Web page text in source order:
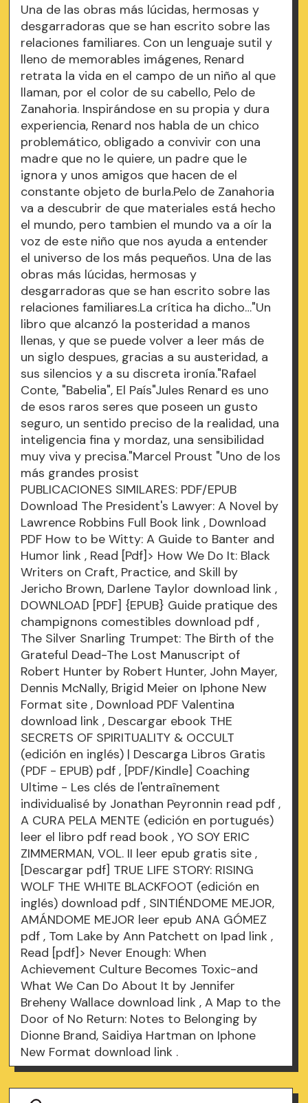
Una de las obras más lúcidas, hermosas y
desgarradoras que se han escrito sobre las
relaciones familiares. Con un lenguaje sutil y
lleno de memorables imágenes, Renard
retrata la vida en el campo de un niño al que
llaman, por el color de su cabello, Pelo de
Zanahoria. Inspirándose en su propia y dura
experiencia, Renard nos habla de un chico
problemático, obligado a convivir con una
madre que no le quiere, un padre que le
ignora y unos amigos que hacen de el
constante objeto de burla.Pelo de Zanahoria
va a descubrir de que materiales está hecho
el mundo, pero tambien el mundo va a oír la
voz de este niño que nos ayuda a entender
el universo de los más pequeños. Una de las
obras más lúcidas, hermosas y
desgarradoras que se han escrito sobre las
relaciones familiares.La crítica ha dicho…"Un
libro que alcanzó la posteridad a manos
llenas, y que se puede volver a leer más de
un siglo despues, gracias a su austeridad, a
sus silencios y a su discreta ironía."Rafael
Conte, "Babelia", El País"Jules Renard es uno
de esos raros seres que poseen un gusto
seguro, un sentido preciso de la realidad, una
inteligencia fina y mordaz, una sensibilidad
muy viva y precisa."Marcel Proust "Uno de los
más grandes prosist
PUBLICACIONES SIMILARES: PDF/EPUB
Download The President's Lawyer: A Novel by
Lawrence Robbins Full Book link , Download
PDF How to be Witty: A Guide to Banter and
Humor link , Read [Pdf]> How We Do It: Black
Writers on Craft, Practice, and Skill by
Jericho Brown, Darlene Taylor download link ,
DOWNLOAD [PDF] {EPUB} Guide pratique des
champignons comestibles download pdf ,
The Silver Snarling Trumpet: The Birth of the
Grateful Dead-The Lost Manuscript of
Robert Hunter by Robert Hunter, John Mayer,
Dennis McNally, Brigid Meier on Iphone New
Formatsite , Download PDF Valentina
download link , Descargar ebook THE
SECRETS OF SPIRITUALITY & OCCULT
(edición en inglés) | Descarga Libros Gratis
(PDF - EPUB) pdf , [PDF/Kindle] Coaching
Ultime - Les clés de l'entraînement
individualisé by Jonathan Peyronnin read pdf ,
A CURA PELA MENTE (edición en portugués)
leer el libro pdf read book , YO SOY ERIC
ZIMMERMAN, VOL. II leer epub gratissite ,
[Descargar pdf] TRUE LIFE STORY: RISING
WOLF THE WHITE BLACKFOOT (edición en
inglés) download pdf , SINTIÉNDOME MEJOR,
AMÁNDOME MEJOR leer epub ANA GÓMEZ
pdf , Tom Lake by Ann Patchett on Ipad link ,
Read [pdf]> Never Enough: When
Achievement Culture Becomes Toxic-and
What We Can Do About It by Jennifer
Breheny Wallace download link , A Map to the
Door of No Return: Notes to Belonging by
Dionne Brand, Saidiya Hartman on Iphone
New Format download link .